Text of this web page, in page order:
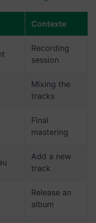
Contexte
Recording
session
Mixing the
tracks
Final
mastering
Add a new
track
Release an
album